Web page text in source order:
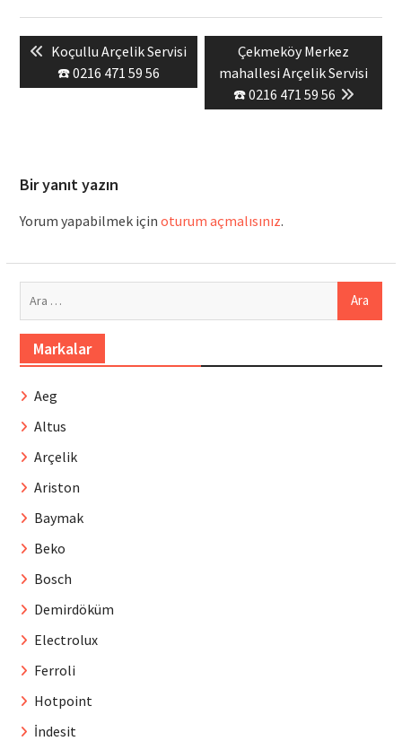
gezinmesi
Previous
post:
Koçullu Arçelik Servisi
☎️ 0216 471 59 56
Next
post:
Çekmeköy Merkez
mahallesi Arçelik Servisi
☎️ 0216 471 59 56
Bir yanıt yazın
Yorum yapabilmek için oturum açmalısınız.
Markalar
Aeg
Altus
Arçelik
Ariston
Baymak
Beko
Bosch
Demirdöküm
Electrolux
Ferroli
Hotpoint
İndesit